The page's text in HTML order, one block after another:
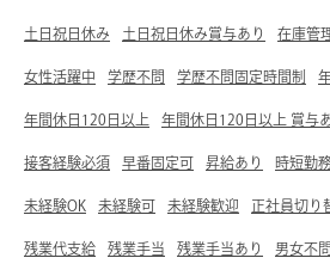
土日祝日休み 土日祝日休み賞与あり 在庫管
女性活躍中 学歴不問 学歴不問固定時間制
年間休日120日以上 年間休日120日以上 賞与
接客経験必須 早番固定可 昇給あり 時短勤務
未経験OK 未経験可 未経験歓迎 正社員切り
残業代支給 残業手当 残業手当あり 男女不問